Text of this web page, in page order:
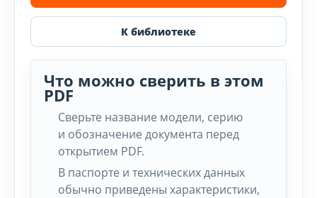
К библиотеке
Что можно сверить в этом
PDF
Сверьте название модели, серию
и обозначение документа перед
открытием PDF.
В паспорте и технических данных
обычно приведены характеристики,